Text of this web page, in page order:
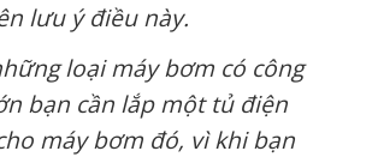
lưu ý điều này.
những loại máy bơm có công
bạn cần lắp một tủ điện
máy bơm đó, vì khi bạn